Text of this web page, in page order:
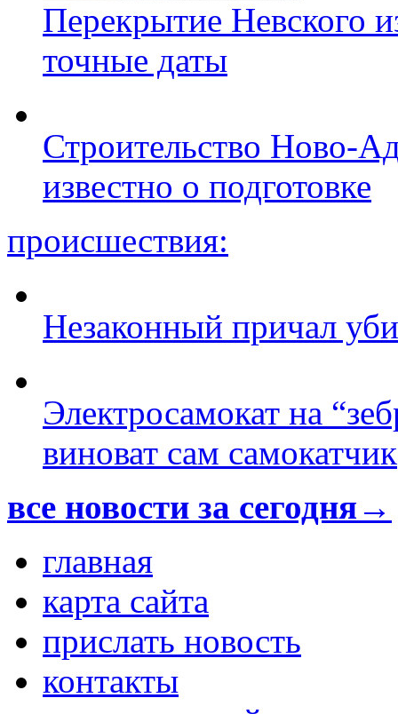
Перекрытие Невского
точные даты
Строительство Ново-
известно о подготовке
происшествия:
Незаконный причал
Электросамокат на
виноват сам самокатчик
все новости за сегодня→
главная
карта сайта
прислать новость
контакты